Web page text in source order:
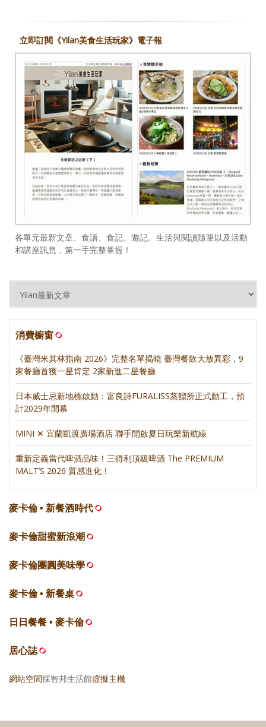
立即訂閱《Yilan美食生活玩家》電子報
各單元最新文章、食譜、食記、遊記、生活與閱讀隨筆以及活動
和講座訊息，第一手完整掌握！
消費櫥窗
《臺灣米其林指南 2026》完整名單揭曉 臺灣餐飲大放異彩，9
家餐廳首獲一星肯定 2家新進二星餐廳
日本威士忌新地標啟動：富良詩FURALISS蒸餾所正式動工，預
計2029年開幕
MINI ✕ 宜蘭凱渡廣場酒店 聯手開啟夏日玩樂新航線
重新定義當代啤酒品味！三得利頂級啤酒 The PREMIUM
MALT’S 2026 質感進化！
麥卡倫 • 新餐酒時代
麥卡倫甜蜜新浪潮
麥卡倫團圓美味學
麥卡倫 • 新餐桌
日日餐餐 • 麥卡倫
居心誌
網站空間採智邦生活館虛擬主機